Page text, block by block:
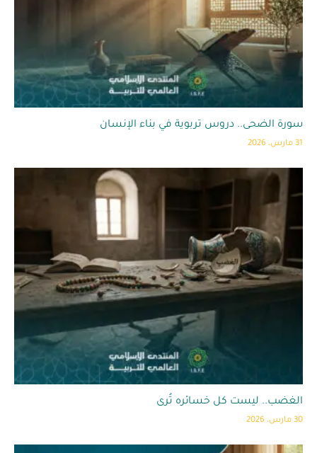
سورة الضحى.. دروس تربوية في بناء الإنسان
31 مارس، 2026
الغضب.. ليست كل خسائره تُرى
30 مارس، 2026